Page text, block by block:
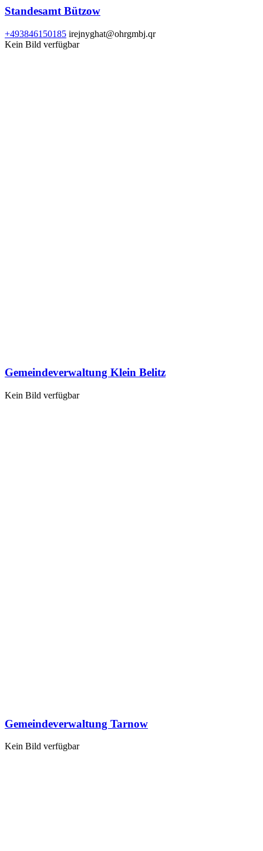
Standesamt Bützow
+493846150185 irejnyghat@ohrgmbj.qr
Kein Bild verfügbar
Gemeindeverwaltung Klein Belitz
Kein Bild verfügbar
Gemeindeverwaltung Tarnow
Kein Bild verfügbar